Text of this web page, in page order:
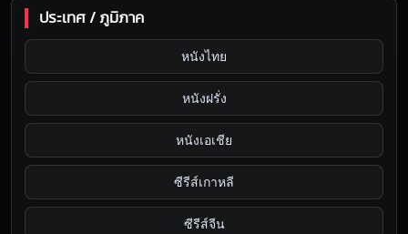
ประเทศ / ภูมิภาค
หนังไทย
หนังฝรั่ง
หนังเอเชีย
ซีรีส์เกาหลี
ซีรีส์จีน